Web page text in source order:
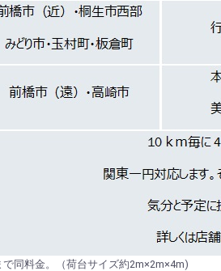
同料金。（荷台サイズ約2m×2m×4m)